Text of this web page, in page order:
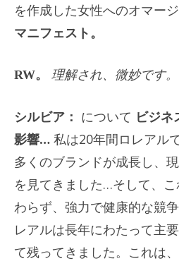
を作成した女性へのオマー
マニフェスト。
RW。 理解され、微妙です。
シルビア： について ビジネ
影響… 私は20年間ロレアル
多くのブランドが成長し、
を見てきました…そして、
わらず、強力で健康的な競
レアルは長年にわたって主
て残ってきました。これは